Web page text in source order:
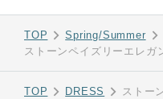
TOP
Spring/Summer
ストーンペイズリーエレガ
TOP DRESS ストー